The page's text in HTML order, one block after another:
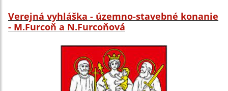
Verejná vyhláška - územno-stavebné konanie
- M.Furcoň a N.Furcoňová